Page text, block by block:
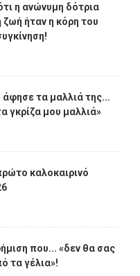
η ανώνυμη δότρια
ήταν η κόρη του
τα μαλλιά της...
γκρίζα μου μαλλιά»
καλοκαιρινό
που... «δεν θα σας
τα γέλια»!